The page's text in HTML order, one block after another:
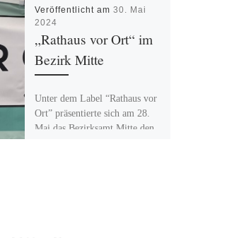
Veröffentlicht am 30. Mai
2024
„Rathaus vor Ort“ im
Bezirk Mitte
Unter dem Label “Rathaus vor
Ort” präsentierte sich am 28.
Mai das Bezirksamt Mitte den